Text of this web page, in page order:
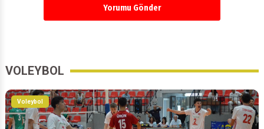
Yorumu Gönder
VOLEYBOL
Voleybol